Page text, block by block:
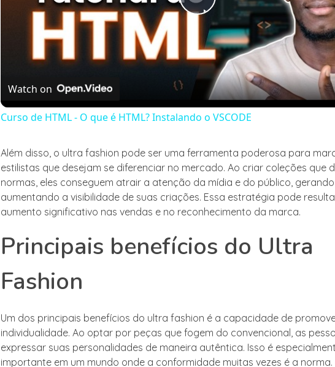
Play
Video
Watch on
Curso de HTML - O que é HTML? Instalando o VSCODE
Além disso, o ultra fashion pode ser uma ferramenta poderosa para
estilistas que desejam se diferenciar no mercado. Ao criar coleções que
normas, eles conseguem atrair a atenção da mídia e do público,
aumentando a visibilidade de suas criações. Essa estratégia pode
aumento significativo nas vendas e no reconhecimento da marca.
Principais benefícios do Ultra
Fashion
Um dos principais benefícios do ultra fashion é a capacidade de
individualidade. Ao optar por peças que fogem do convencional, as
expressar suas personalidades de maneira autêntica. Isso é
importante em um mundo onde a conformidade muitas vezes é a